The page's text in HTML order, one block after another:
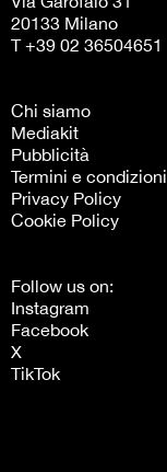
20133 Milano
T +39 02 36504651
Chi siamo
Mediakit
Pubblicità
Termini e condizioni
Privacy Policy
Cookie Policy
Follow us on:
Instagram
Facebook
X
TikTok